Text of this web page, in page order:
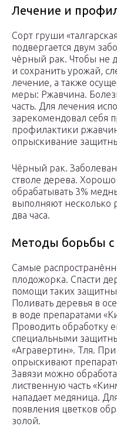
Лечение и
Сорт груши
подвергается двум
чёрный рак. Чтобы не
и сохранить урожай,
лечение, а также
меры: Ржавчина.
часть. Для лечения
зарекомендовал себя
профилактики
опрыскивание
Чёрный рак.
стволе дерева.
обрабатывать 3%
выполняют несколько
два часа.
Методы борьбы с
Самые
плодожорка. Спасти
помощи таких
Поливать деревья в
в воде препаратами
Проводить обработку
специальными
«Агравертин». Тля.
опрыскивают
Завязи можно
лиственную часть
нападает медяница.
появления цветков
золой.